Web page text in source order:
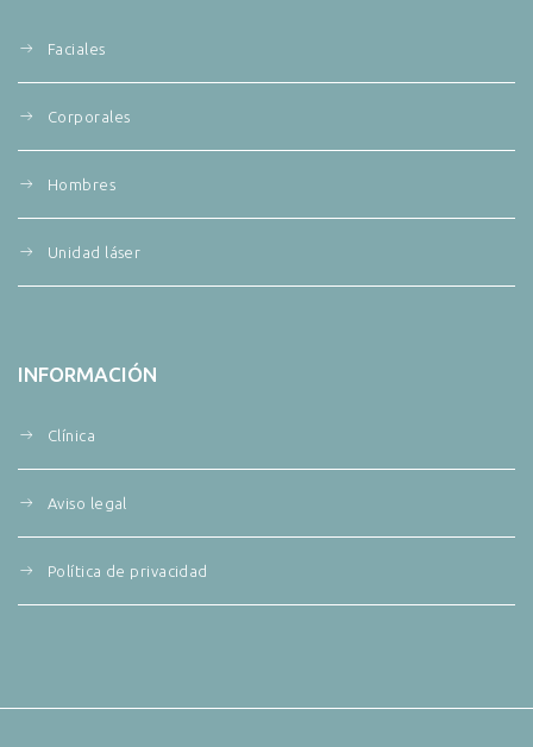
Faciales
Corporales
Hombres
Unidad láser
INFORMACIÓN
Clínica
Aviso legal
Política de privacidad